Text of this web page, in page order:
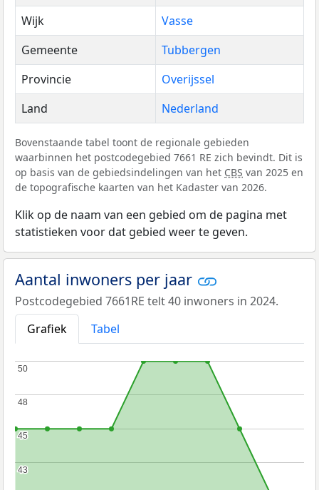
Wijk
Vasse
Gemeente
Tubbergen
Provincie
Overijssel
Land
Nederland
Bovenstaande tabel toont de regionale gebieden
waarbinnen het postcodegebied 7661 RE zich bevindt. Dit is
op basis van de gebiedsindelingen van het CBS van 2025 en
de topografische kaarten van het Kadaster van 2026.
Klik op de naam van een gebied om de pagina met
statistieken voor dat gebied weer te geven.
Aantal inwoners per jaar
Postcodegebied 7661RE telt 40 inwoners in 2024.
Grafiek
Tabel
43
43
45
45
48
48
50
50